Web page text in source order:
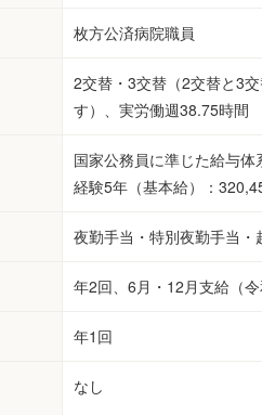
枚方公済病院職員
2交替・3交替（2交替と3
す）、実労働週38.75時間
国家公務員に準じた給与体
経験5年（基本給）：
夜勤手当・特別夜勤手当
年2回、6月・12月支給（
年1回
なし